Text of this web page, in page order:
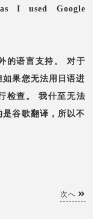
I used Google
的语言支持。 对于
果您无法用日语进
检查。 我什至无法
谷歌翻译，所以不
次へ